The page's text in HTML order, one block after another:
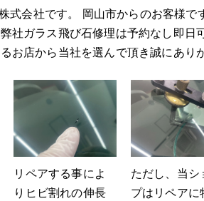
式会社です。 岡山市からのお客様
社ガラス飛び石修理は予約なし即
お店から当社を選んで頂き誠にあり
リペアする事によ
りヒビ割れの伸長
ただし、当シ
プはリペアに